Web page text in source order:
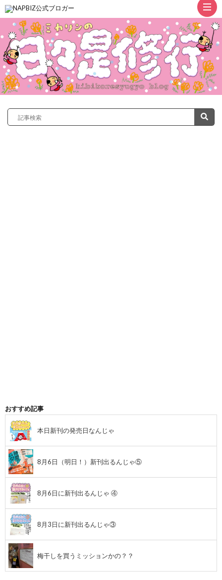
ト
ッ
おすすめ記事
本日新刊の発売日なんじゃ
8月6日（明日！）新刊出るんじゃ⑤
8月6日に新刊出るんじゃ ④
8月3日に新刊出るんじゃ③
梅干しを買うミッションかの？？